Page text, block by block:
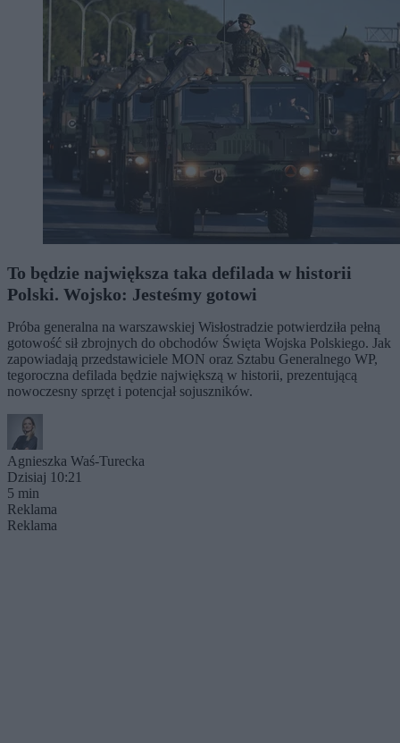
To będzie największa taka defilada w historii
Polski. Wojsko: Jesteśmy gotowi
Próba generalna na warszawskiej Wisłostradzie potwierdziła pełną
gotowość sił zbrojnych do obchodów Święta Wojska Polskiego. Jak
zapowiadają przedstawiciele MON oraz Sztabu Generalnego WP,
tegoroczna defilada będzie największą w historii, prezentującą
nowoczesny sprzęt i potencjał sojuszników.
Agnieszka Waś-Turecka
Dzisiaj 10:21
5 min
Reklama
Reklama